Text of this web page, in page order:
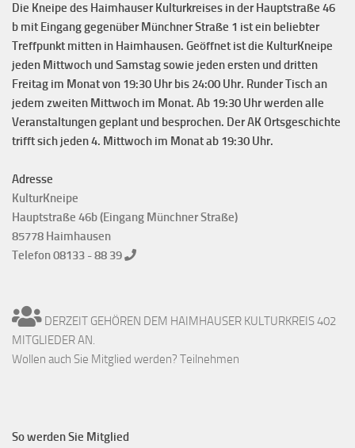
Die Kneipe des Haimhauser Kulturkreises in der Hauptstraße 46
b mit Eingang gegenüber Münchner Straße 1 ist ein beliebter
Treffpunkt mitten in Haimhausen. Geöffnet ist die KulturKneipe
jeden Mittwoch und Samstag sowie jeden ersten und dritten
Freitag im Monat von 19:30 Uhr bis 24:00 Uhr. Runder Tisch an
jedem zweiten Mittwoch im Monat. Ab 19:30 Uhr werden alle
Veranstaltungen geplant und besprochen. Der AK Ortsgeschichte
trifft sich jeden 4. Mittwoch im Monat ab 19:30 Uhr.
Adresse
KulturKneipe
Hauptstraße 46b (Eingang Münchner Straße)
85778 Haimhausen
Telefon 08133 - 88 39
DERZEIT GEHÖREN DEM HAIMHAUSER KULTURKREIS 402
MITGLIEDER AN.
Wollen auch Sie Mitglied werden? Teilnehmen
So werden Sie Mitglied